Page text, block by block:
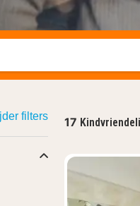
17
filters